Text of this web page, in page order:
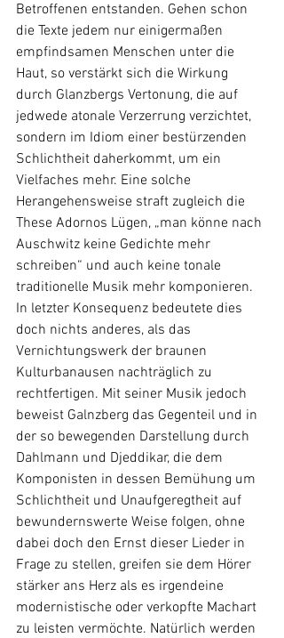
Betroffenen entstanden. Gehen schon
die Texte jedem nur einigermaßen
empfindsamen Menschen unter die
Haut, so verstärkt sich die Wirkung
durch Glanzbergs Vertonung, die auf
jedwede atonale Verzerrung verzichtet,
sondern im Idiom einer bestürzenden
Schlichtheit daherkommt, um ein
Vielfaches mehr. Eine solche
Herangehensweise straft zugleich die
These Adornos Lügen, „man könne nach
Auschwitz keine Gedichte mehr
schreiben“ und auch keine tonale
traditionelle Musik mehr komponieren.
In letzter Konsequenz bedeutete dies
doch nichts anderes, als das
Vernichtungswerk der braunen
Kulturbanausen nachträglich zu
rechtfertigen. Mit seiner Musik jedoch
beweist Galnzberg das Gegenteil und in
der so bewegenden Darstellung durch
Dahlmann und Djeddikar, die dem
Komponisten in dessen Bemühung um
Schlichtheit und Unaufgeregtheit auf
bewundernswerte Weise folgen, ohne
dabei doch den Ernst dieser Lieder in
Frage zu stellen, greifen sie dem Hörer
stärker ans Herz als es irgendeine
modernistische oder verkopfte Machart
zu leisten vermöchte. Natürlich werden